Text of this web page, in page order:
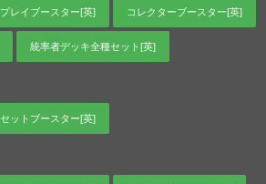
プレイブースター[英] コレクターブースター[英]
統率者デッキ全種セット[英]
セットブースター[英]